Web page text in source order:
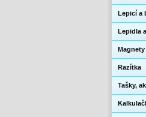
Lepicí a
Lepidla
Razítka
Tašky,